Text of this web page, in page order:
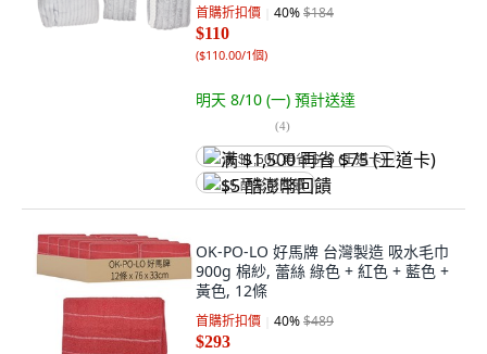
首購折扣價 40%$184
$110
($110.00/1個)
明天 8/10 (一) 預計送達
(4)
满 $1,500 再省 $75 (王道卡)
$5 酷澎幣回饋
OK-PO-LO 好馬牌 台灣製造 吸水毛巾
900g 棉紗, 蕾絲 綠色 + 紅色 + 藍色 +
黃色, 12條
首購折扣價 40%$489
$293